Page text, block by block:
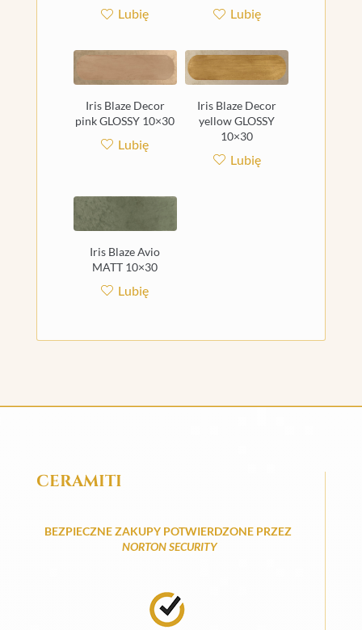
Lubię Lubię
Iris Blaze Decor
pink GLOSSY 10×30
Lubię
Iris Blaze Decor
yellow GLOSSY
10×30
Lubię
Iris Blaze Avio
MATT 10×30
Lubię
CERAMITI
BEZPIECZNE ZAKUPY POTWIERDZONE PRZEZ
NORTON SECURITY